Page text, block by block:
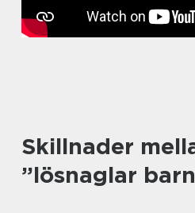
Skillnader
”lösnaglar